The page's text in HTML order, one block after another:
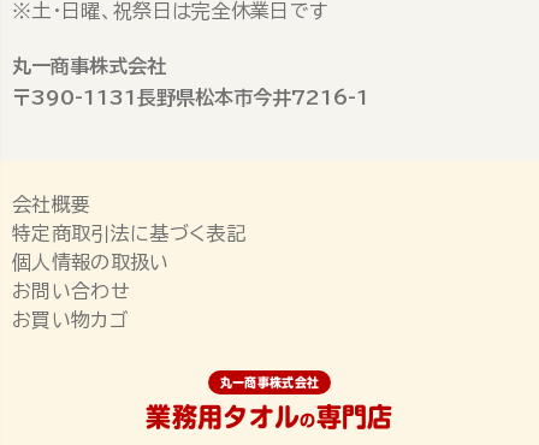
※土・日曜、祝祭日は完全休業日です
丸一商事株式会社
〒390-1131長野県松本市今井7216-1
会社概要
特定商取引法に基づく表記
個人情報の取扱い
お問い合わせ
お買い物カゴ
丸一商事株式会社
業務用タオルの専門店